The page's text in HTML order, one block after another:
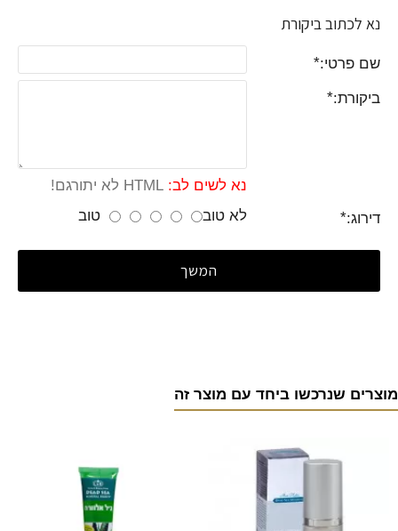
נא לכתוב ביקורת
שם פרטי:
ביקורת:
נא לשים לב:
דירוג:
לא טוב טוב
המשך
מוצרים שנרכשו ביחד עם מוצר זה